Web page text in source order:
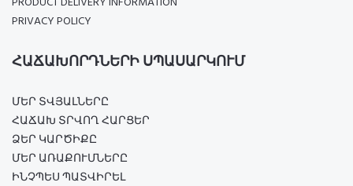
PRIVACY POLICY
ՀԱՃԱԽՈՐԴՆԵՐԻ ՍՊԱՍԱՐԿՈՒՄ
ՄԵՐ ՏՎՅԱԼՆԵՐԸ
ՀԱՃԱԽ ՏՐՎՈՂ ՀԱՐՑԵՐ
ՁԵՐ ԿԱՐԾԻՔԸ
ՄԵՐ ԱՌԱՔՈՒՄՆԵՐԸ
ԻՆՉՊԵՍ ՊԱՏՎԻՐԵԼ